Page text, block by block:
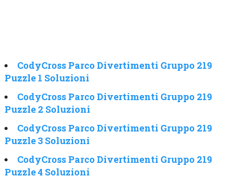
CodyCross Parco Divertimenti Gruppo 219
Puzzle 1 Soluzioni
CodyCross Parco Divertimenti Gruppo 219
Puzzle 2 Soluzioni
CodyCross Parco Divertimenti Gruppo 219
Puzzle 3 Soluzioni
CodyCross Parco Divertimenti Gruppo 219
Puzzle 4 Soluzioni